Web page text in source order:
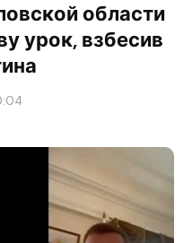
области
урок, взбесив